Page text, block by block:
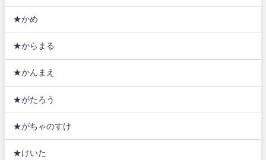
★かめ
★からまる
★かんまえ
★がたろう
★がちゃのすけ
★けいた